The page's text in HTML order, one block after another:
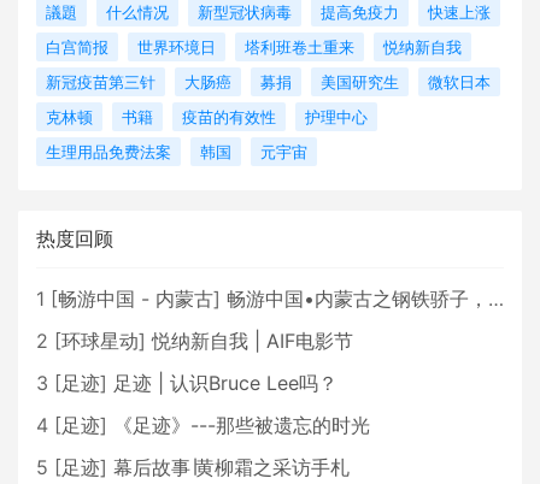
議題
什么情况 新型冠状病毒 提高免疫力
快速上涨
白宫简报
世界环境日 塔利班卷土重来
悦纳新自我
新冠疫苗第三针
大肠癌 募捐 美国研究生
微软日本
克林顿
书籍 疫苗的有效性
护理中心
生理用品免费法案
韩国 元宇宙
热度回顾
1 [畅游中国 - 内蒙古] 畅游中国•内蒙古之钢铁骄子，魅力包头
2 [环球星动] 悦纳新自我 | AIF电影节
3 [足迹] 足迹 | 认识Bruce Lee吗？
4 [足迹]
《足迹》---那些被遗忘的时光
5 [足迹] 幕后故事∣黄柳霜之采访手札